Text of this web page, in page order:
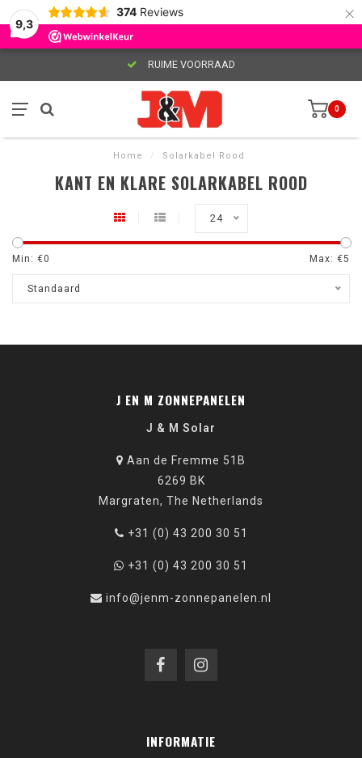
9,3
374 Reviews ×
RUIME VOORRAAD
0
Home / Solarkabel Rood
KANT EN KLARE SOLARKABEL ROOD
24
Min: €0 Max: €5
Standaard
J EN M ZONNEPANELEN
J & M Solar
Aan de Fremme 51B
6269 BK
Margraten, The Netherlands
+31 (0) 43 200 30 51
+31 (0) 43 200 30 51
info@jenm-zonnepanelen.nl
INFORMATIE